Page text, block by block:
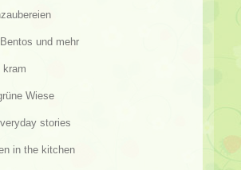
und mehr
kram
Wiese
stories
in the kitchen